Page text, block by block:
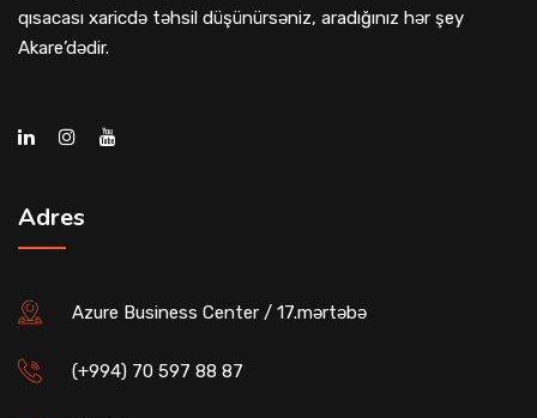
qısacası xaricdə təhsil düşünürsəniz, aradığınız hər şey
Akare’dədir.
Adres
Azure Business Center / 17.mərtəbə
(+994) 70 597 88 87